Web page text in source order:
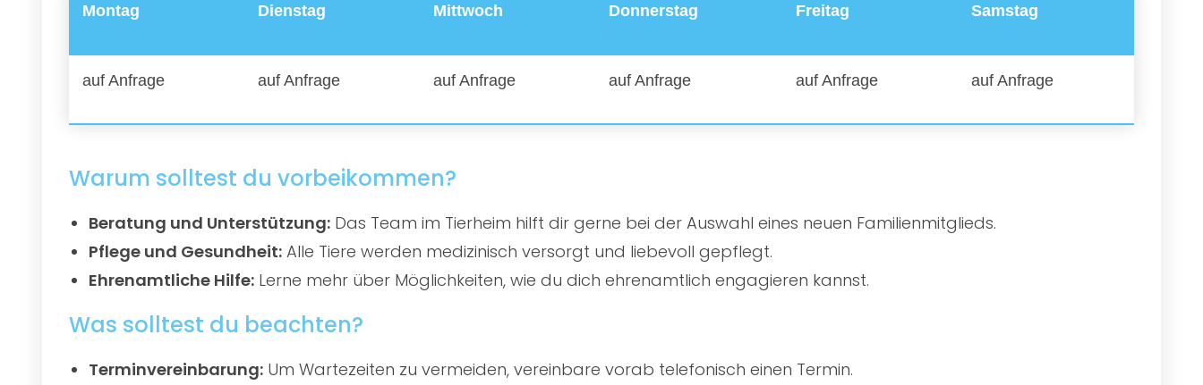
Montag Dienstag Mittwoch Donnerstag Freitag Samstag
auf Anfrage auf Anfrage auf Anfrage auf Anfrage auf Anfrage auf Anfrage
Warum solltest du vorbeikommen?
Beratung und Unterstützung: Das Team im Tierheim hilft dir gerne bei der Auswahl eines neuen Familienmitglieds.
Pflege und Gesundheit: Alle Tiere werden medizinisch versorgt und liebevoll gepflegt.
Ehrenamtliche Hilfe: Lerne mehr über Möglichkeiten, wie du dich ehrenamtlich engagieren kannst.
Was solltest du beachten?
Terminvereinbarung: Um Wartezeiten zu vermeiden, vereinbare vorab telefonisch einen Termin.